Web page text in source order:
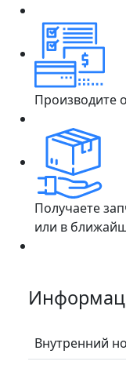
Производите
Получаете
или в
Внутренний